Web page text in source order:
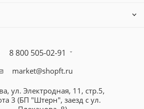
8 800 505-02-91
market@shopft.ru
ул. Электродная, 11, стр.5,
3 (БП "Штерн", заезд с ул.